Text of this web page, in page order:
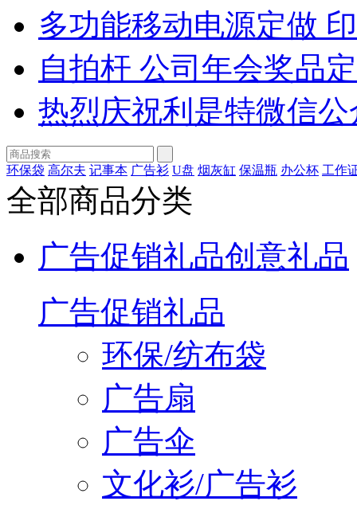
多功能移动电源定做
自拍杆 公司年会奖品
热烈庆祝利是特微信
环保袋 高尔夫 记事本 广告衫 U盘 烟灰缸 保温瓶 办公杯 工作
全部商品分类
广告促销礼品创意礼品
广告促销礼品
环保/纺布袋
广告扇
广告伞
文化衫/广告衫